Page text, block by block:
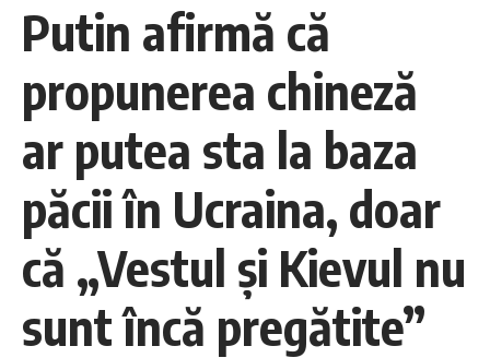
Putin afirmă că
propunerea chineză
ar putea sta la baza
păcii în Ucraina, doar
că „Vestul și Kievul nu
sunt încă pregătite”